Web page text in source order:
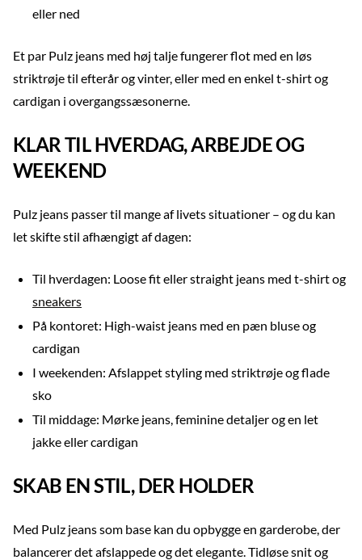
eller ned
Et par Pulz jeans med høj talje fungerer flot med en løs
striktrøje til efterår og vinter, eller med en enkel t-shirt og
cardigan i overgangssæsonerne.
KLAR TIL HVERDAG, ARBEJDE OG
WEEKEND
Pulz jeans passer til mange af livets situationer – og du kan
let skifte stil afhængigt af dagen:
Til hverdagen: Loose fit eller straight jeans med t-shirt og
sneakers
På kontoret: High-waist jeans med en pæn bluse og
cardigan
I weekenden: Afslappet styling med striktrøje og flade
sko
Til middage: Mørke jeans, feminine detaljer og en let
jakke eller cardigan
SKAB EN STIL, DER HOLDER
Med Pulz jeans som base kan du opbygge en garderobe, der
balancerer det afslappede og det elegante. Tidløse snit og